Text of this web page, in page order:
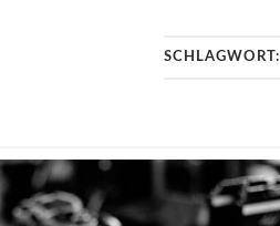
SCHLAGWORT: